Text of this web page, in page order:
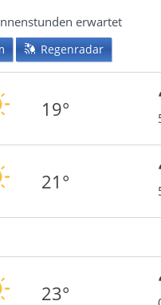
erwartet
Regenradar
19°
21°
23°